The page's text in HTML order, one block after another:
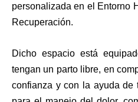
personalizada en el Entorno
Recuperación.
Dicho espacio está
tengan un parto libre, en
confianza y con la ayuda de